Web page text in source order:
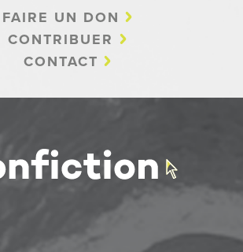
FAIRE UN DON
CONTRIBUER
CONTACT